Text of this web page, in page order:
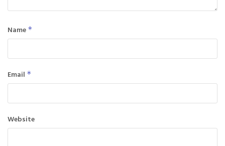
Name *
Email *
Website